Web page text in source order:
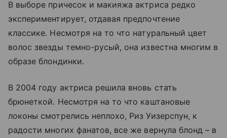
В выборе причесок и макияжа актриса редко
экспериментирует, отдавая предпочтение
классике. Несмотря на то что натуральный цвет
волос звезды темно-русый, она известна многим в
образе блондинки.
В 2004 году актриса решила вновь стать
брюнеткой. Несмотря на то что каштановые
локоны смотрелись неплохо, Риз Уизерспун, к
радости многих фанатов, все же вернула блонд – в